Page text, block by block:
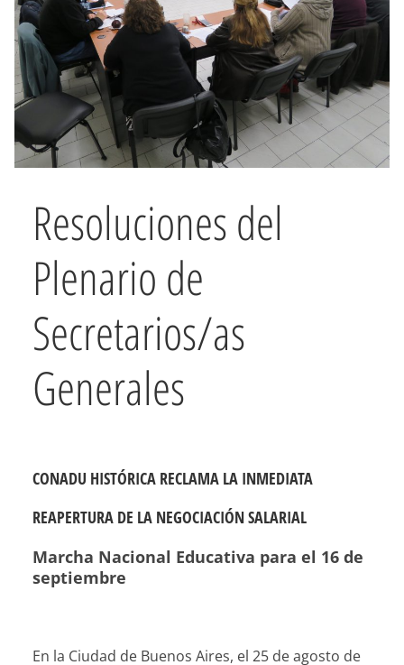
Resoluciones del
Plenario de
Secretarios/as
Generales
CONADU HISTÓRICA RECLAMA LA INMEDIATA
REAPERTURA DE LA NEGOCIACIÓN SALARIAL
Marcha Nacional Educativa para el 16 de
septiembre
En la Ciudad de Buenos Aires, el 25 de agosto de